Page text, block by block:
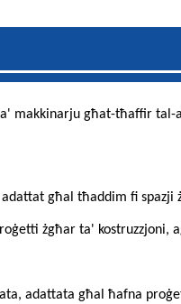
makkinarju għat-tħaffir
għal tħaddim fi spazji
żgħar ta' kostruzzjoni,
adattata għal ħafna